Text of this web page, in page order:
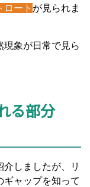
ロート が見られま
現象が日常で見ら
る部分
しましたが、リ
ギャップを知って